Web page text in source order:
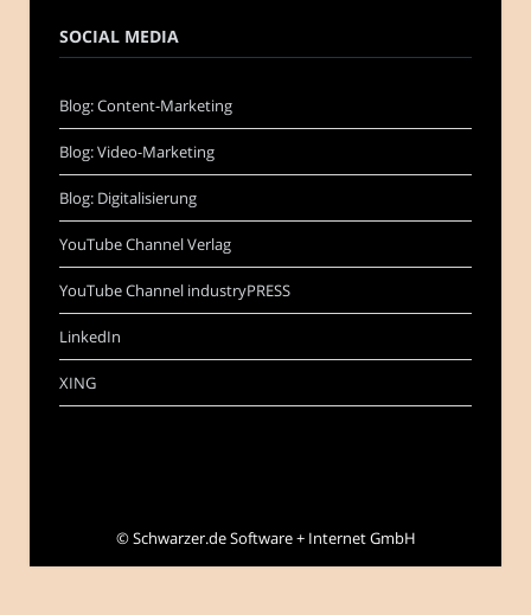
SOCIAL MEDIA
Blog: Content-Marketing
Blog: Video-Marketing
Blog: Digitalisierung
YouTube Channel Verlag
YouTube Channel industryPRESS
LinkedIn
XING
©Schwarzer.de Software + Internet GmbH